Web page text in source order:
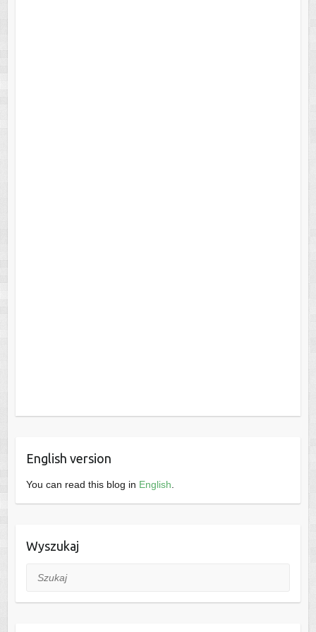
English version
You can read this blog in English
Wyszukaj
Szukaj